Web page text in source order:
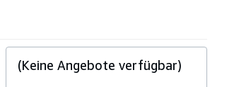
(Keine Angebote verfügbar)